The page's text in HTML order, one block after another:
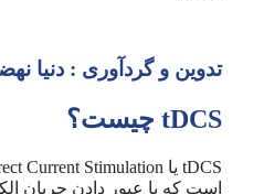
تدوین و گردآوری : دنیا
tDCS چیست؟
است که با عبور دادن جریان